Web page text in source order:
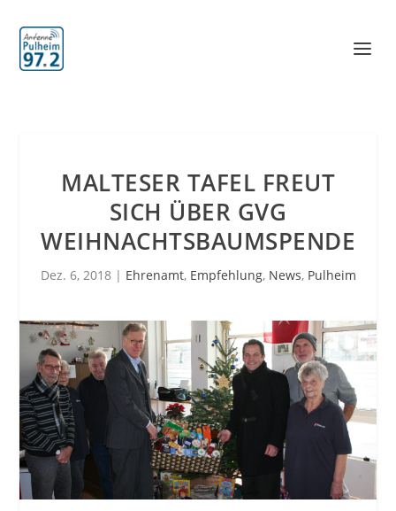
MALTESER TAFEL FREUT
SICH ÜBER GVG
WEIHNACHTSBAUMSPENDE
Dez. 6, 2018| Ehrenamt, Empfehlung, News, Pulheim